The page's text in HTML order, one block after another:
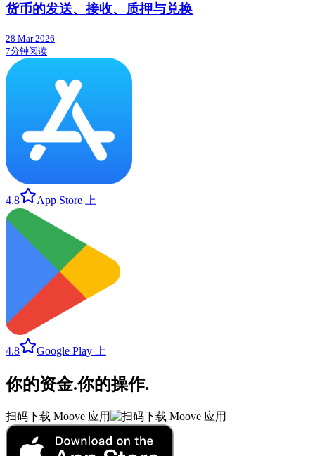
货币的发送、接收、质押与兑换
28 Mar 2026
7分钟阅读
4.8 App Store 上
4.8 Google Play 上
你的资金.你的操作.
扫码下载 Moove 应用